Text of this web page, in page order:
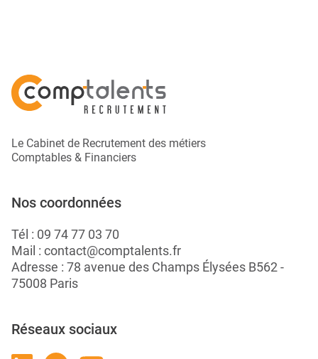
Le Cabinet de Recrutement des métiers
Comptables & Financiers
Nos coordonnées
Tél : 09 74 77 03 70
Mail : contact@comptalents.fr
Adresse : 78 avenue des Champs Élysées B562 -
75008 Paris
Réseaux sociaux